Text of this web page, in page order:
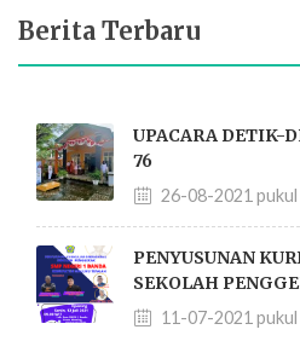
Berita Terbaru
UPACARA DETIK-
76
26-08-2021 pukul
PENYUSUNAN
SEKOLAH
11-07-2021 pukul